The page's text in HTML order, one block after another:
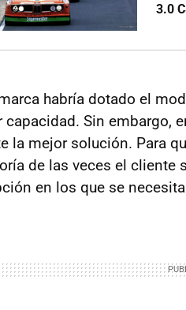
3.0
habría dotado el
capacidad. Sin embargo,
la mejor solución. Para
de las veces el cliente
en los que se